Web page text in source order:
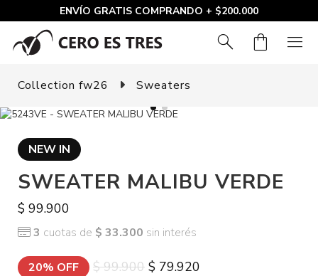
ENVÍO GRATIS COMPRANDO + $200.000
search shopping_bag menu
Collection fw26 Sweaters
NEW IN
SWEATER MALIBU VERDE
$ 99.900
3 cuotas de $ 33.300 sin interés
20% OFF $ 99.900 $ 79.920